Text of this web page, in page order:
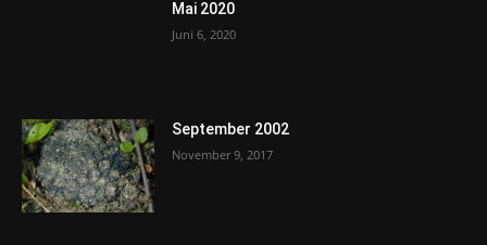
Mai 2020
Juni 6, 2020
September 2002
November 9, 2017